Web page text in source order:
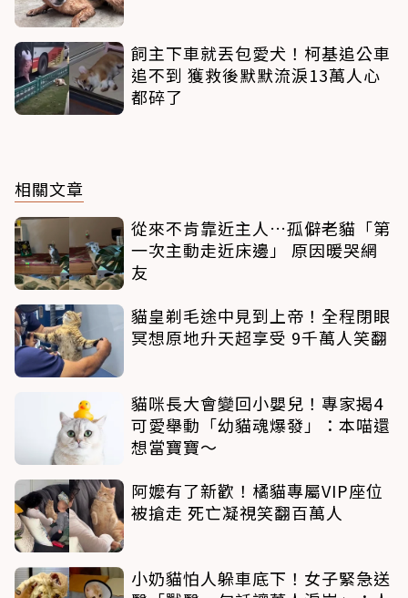
飼主下車就丟包愛犬！柯基追公車
追不到 獲救後默默流淚13萬人心
都碎了
相關文章
從來不肯靠近主人…孤僻老貓「第
一次主動走近床邊」 原因暖哭網
友
貓皇剃毛途中見到上帝！全程閉眼
冥想原地升天超享受 9千萬人笑翻
貓咪長大會變回小嬰兒！專家揭4
可愛舉動「幼貓魂爆發」：本喵還
想當寶寶～
阿嬤有了新歡！橘貓專屬VIP座位
被搶走 死亡凝視笑翻百萬人
小奶貓怕人躲車底下！女子緊急送